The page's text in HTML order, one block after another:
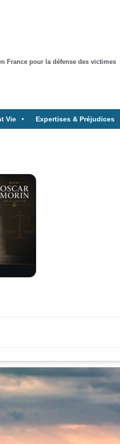
France pour la défense des victimes
Vie Expertises & Préjudices